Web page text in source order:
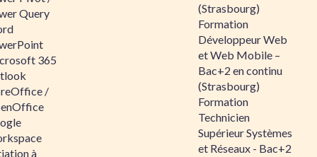
Query
365
/
à
(Strasbourg)
Formation
Développeur Web
et Web Mobile –
Bac+2 en continu
(Strasbourg)
Formation
Technicien
Supérieur Systèmes
et Réseaux - Bac+2